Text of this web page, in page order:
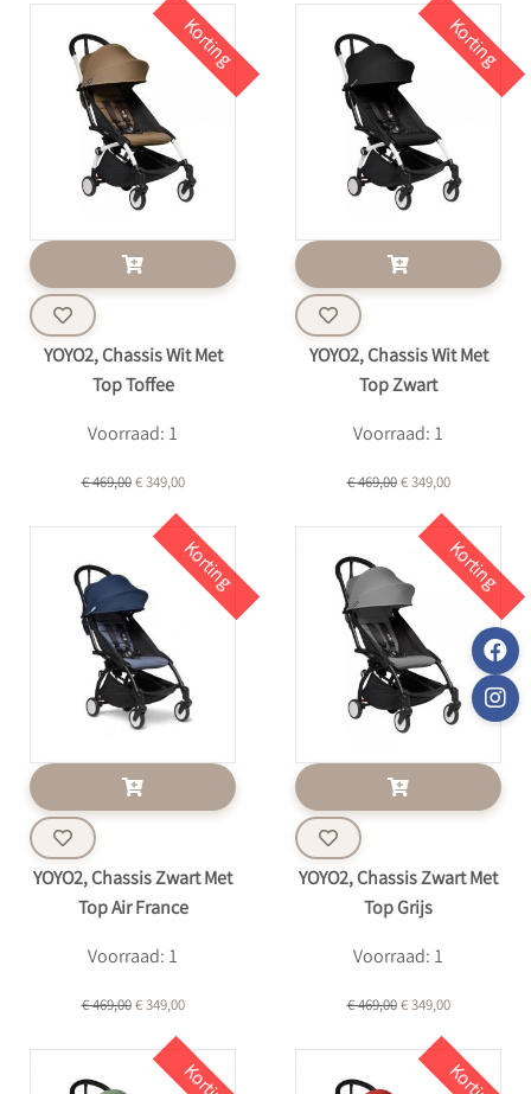
Korting
YOYO2, Chassis Wit Met
Top Toffee
Voorraad: 1
€ 469,00€ 349,00
Korting
YOYO2, Chassis Wit Met
Top Zwart
Voorraad: 1
€ 469,00€ 349,00
Korting
YOYO2, Chassis Zwart Met
Top Air France
Voorraad: 1
€ 469,00€ 349,00
Korting
YOYO2, Chassis Zwart Met
Top Grijs
Voorraad: 1
€ 469,00€ 349,00